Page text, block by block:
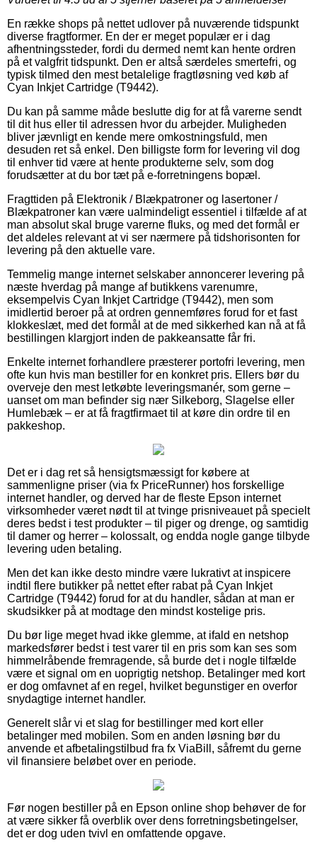
En række shops på nettet udlover på nuværende tidspunkt
diverse fragtformer. En der er meget populær er i dag
afhentningssteder, fordi du dermed nemt kan hente ordren
på et valgfrit tidspunkt. Den er altså særdeles smertefri, og
typisk tilmed den mest betalelige fragtløsning ved køb af
Cyan Inkjet Cartridge (T9442).
Du kan på samme måde beslutte dig for at få varerne sendt
til dit hus eller til adressen hvor du arbejder. Muligheden
bliver jævnligt en kende mere omkostningsfuld, men
desuden ret så enkel. Den billigste form for levering vil dog
til enhver tid være at hente produkterne selv, som dog
forudsætter at du bor tæt på e-forretningens bopæl.
Fragttiden på Elektronik / Blækpatroner og lasertoner /
Blækpatroner kan være ualmindeligt essentiel i tilfælde af at
man absolut skal bruge varerne fluks, og med det formål er
det aldeles relevant at vi ser nærmere på tidshorisonten for
levering på den aktuelle vare.
Temmelig mange internet selskaber annoncerer levering på
næste hverdag på mange af butikkens varenumre,
eksempelvis Cyan Inkjet Cartridge (T9442), men som
imidlertid beroer på at ordren gennemføres forud for et fast
klokkeslæt, med det formål at de med sikkerhed kan nå at få
bestillingen klargjort inden de pakkeansatte får fri.
Enkelte internet forhandlere præsterer portofri levering, men
ofte kun hvis man bestiller for en konkret pris. Ellers bør du
overveje den mest letkøbte leveringsmanér, som gerne –
uanset om man befinder sig nær Silkeborg, Slagelse eller
Humlebæk – er at få fragtfirmaet til at køre din ordre til en
pakkeshop.
Det er i dag ret så hensigtsmæssigt for købere at
sammenligne priser (via fx PriceRunner) hos forskellige
internet handler, og derved har de fleste Epson internet
virksomheder været nødt til at tvinge prisniveauet på specielt
deres bedst i test produkter – til piger og drenge, og samtidig
til damer og herrer – kolossalt, og endda nogle gange tilbyde
levering uden betaling.
Men det kan ikke desto mindre være lukrativt at inspicere
indtil flere butikker på nettet efter rabat på Cyan Inkjet
Cartridge (T9442) forud for at du handler, sådan at man er
skudsikker på at modtage den mindst kostelige pris.
Du bør lige meget hvad ikke glemme, at ifald en netshop
markedsfører bedst i test varer til en pris som kan ses som
himmelråbende fremragende, så burde det i nogle tilfælde
være et signal om en uoprigtig netshop. Betalinger med kort
er dog omfavnet af en regel, hvilket begunstiger en overfor
snydagtige internet handler.
Generelt slår vi et slag for bestillinger med kort eller
betalinger med mobilen. Som en anden løsning bør du
anvende et afbetalingstilbud fra fx ViaBill, såfremt du gerne
vil finansiere beløbet over en periode.
Før nogen bestiller på en Epson online shop behøver de for
at være sikker få overblik over dens forretningsbetingelser,
det er dog uden tvivl en omfattende opgave.